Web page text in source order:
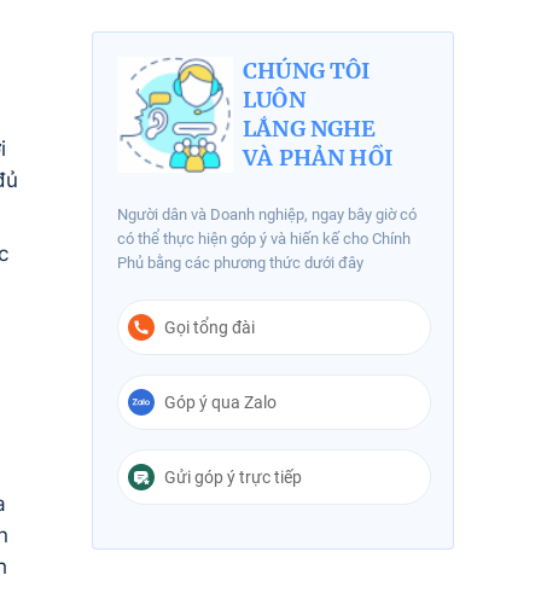
ủ
CHÚNG TÔI
LUÔN
LẮNG NGHE
VÀ PHẢN HỒI
Người dân và Doanh nghiệp, ngay bây giờ có
có thể thực hiện góp ý và hiến kế cho Chính
Phủ bằng các phương thức dưới đây
Gọi tổng đài
Góp ý qua Zalo
Gửi góp ý trực tiếp